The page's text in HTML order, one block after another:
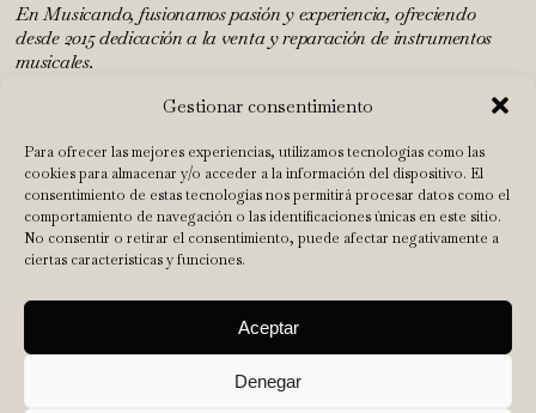
Gestionar consentimiento
Para ofrecer las mejores experiencias, utilizamos tecnologías como las
cookies para almacenar y/o acceder a la información del dispositivo. El
consentimiento de estas tecnologías nos permitirá procesar datos como el
comportamiento de navegación o las identificaciones únicas en este sitio.
No consentir o retirar el consentimiento, puede afectar negativamente a
ciertas características y funciones.
Aceptar
Denegar
En Musicando, fusionamos pasión y experiencia, ofreciendo
desde 2015 dedicación a la venta y reparación de instrumentos
musicales.
INICIO
TALLER
TIENDA
NUESTRO EQUIPO
CONTACTO
Aviso Legal